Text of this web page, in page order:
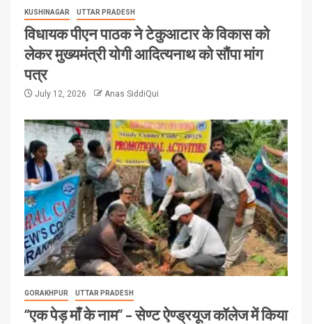
KUSHINAGAR UTTAR PRADESH
विधायक पीएन पाठक ने टेकुआटार के विकास को
लेकर मुख्यमंत्री योगी आदित्यनाथ को सौंपा मांग
पत्र
July 12, 2026 Anas SiddiQui
GORAKHPUR UTTAR PRADESH
“एक पेड़ माँ के नाम” – सेण्ट ऐण्ड्रयूज कॉलेज में किया